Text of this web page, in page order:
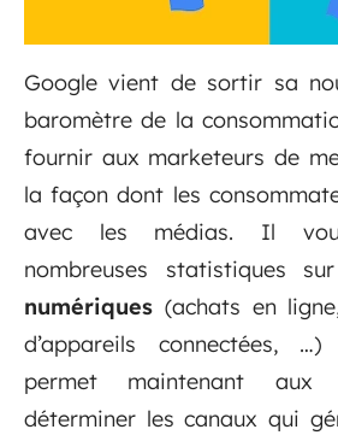
Google vient de sortir sa
baromètre de la
fournir aux marketeurs de
la façon dont les
avec les médias. Il
nombreuses statistiques
numériques (achats en
d’appareils connectées,
permet maintenant aux
déterminer les canaux qui